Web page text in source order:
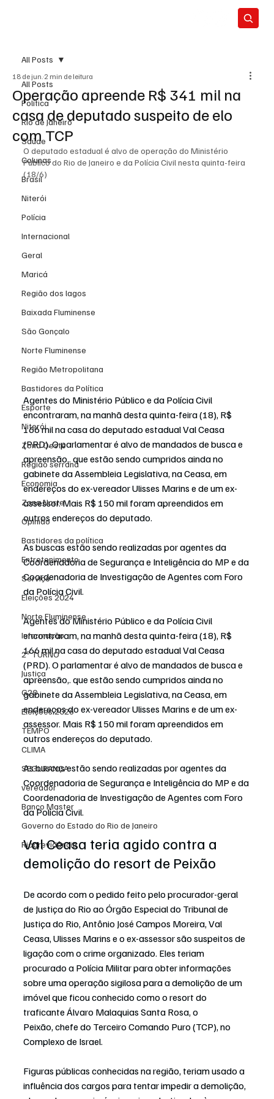
All Posts
Política
Rio de Janeiro
Saúde
Colunas
Brasil
Niterói
Polícia
Internacional
Geral
Maricá
Região dos lagos
Baixada Fluminense
São Gonçalo
Norte Fluminense
Região Metropolitana
Bastidores da Política
Esporte
Niterói
Zona Oeste
Região serrana
Economia
Zona Norte
Opinião
Bastidores da política
Entretenimento
Serviço
Eleições 2024
Norte Fluminense
Informação
2º TURNO
Justiça
G20
Eleições 2026
TEMPO
CLIMA
SEGURANÇA
vereador
Banco Master
Governo do Estado do Rio de Janeiro
Rioprevidência
All Posts
Operação apreende R$ 341 mil na
casa de deputado suspeito de elo
com TCP
18 de jun. 2 min de leitura
O deputado estadual é alvo de operação do Ministério
Público do Rio de Janeiro e da Polícia Civil nesta quinta-feira
(18/6)
Agentes do Ministério Público e da Polícia Civil
encontraram, na manhã desta quinta-feira (18), R$
166 mil na casa do deputado estadual Val Ceasa
(PRD). O parlamentar é alvo de mandados de busca e
apreensão,. que estão sendo cumpridos ainda no
gabinete da Assembleia Legislativa, na Ceasa, em
endereços do ex-vereador Ulisses Marins e de um ex-
assessor. Mais R$ 150 mil foram apreendidos em
outros endereços do deputado.
As buscas estão sendo realizadas por agentes da
Coordenadoria de Segurança e Inteligência do MP e da
Coordenadoria de Investigação de Agentes com Foro
da Polícia Civil.
Agentes do Ministério Público e da Polícia Civil
encontraram, na manhã desta quinta-feira (18), R$
166 mil na casa do deputado estadual Val Ceasa
(PRD). O parlamentar é alvo de mandados de busca e
apreensão,. que estão sendo cumpridos ainda no
gabinete da Assembleia Legislativa, na Ceasa, em
endereços do ex-vereador Ulisses Marins e de um ex-
assessor. Mais R$ 150 mil foram apreendidos em
outros endereços do deputado.
As buscas estão sendo realizadas por agentes da
Coordenadoria de Segurança e Inteligência do MP e da
Coordenadoria de Investigação de Agentes com Foro
da Polícia Civil.
Val Ceasa teria agido contra a
demolição do resort de Peixão
De acordo com o pedido feito pelo procurador-geral
de Justiça do Rio ao Órgão Especial do Tribunal de
Justiça do Rio, Antônio José Campos Moreira, Val
Ceasa, Ulisses Marins e o ex-assessor são suspeitos de
ligação com o crime organizado. Eles teriam
procurado a Polícia Militar para obter informações
sobre uma operação sigilosa para a demolição de um
imóvel que ficou conhecido como o resort do
traficante Álvaro Malaquias Santa Rosa, o
Peixão, chefe do Terceiro Comando Puro (TCP), no
Complexo de Israel.
Figuras públicas conhecidas na região, teriam usado a
influência dos cargos para tentar impedir a demolição,